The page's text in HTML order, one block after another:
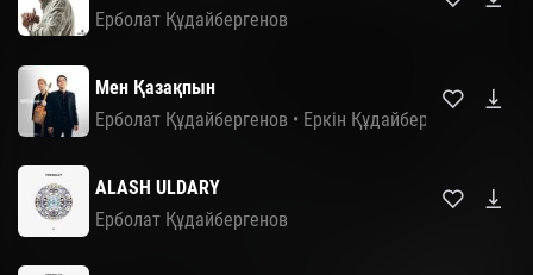
Ерболат Құдайбергенов
Мен Қазақпын
Ерболат Құдайбергенов • Еркін Құдайберген
ALASH ULDARY
Ерболат Құдайбергенов